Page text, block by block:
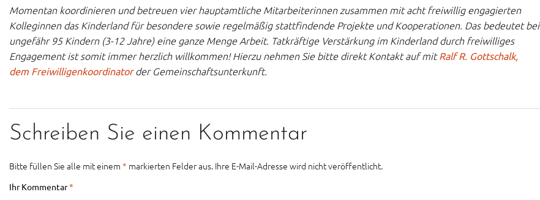
Momentan koordinieren und betreuen vier hauptamtliche Mitarbeiterinnen zusammen mit acht freiwillig engagierten
Kolleginnen das Kinderland für besondere sowie regelmäßig stattfindende Projekte und Kooperationen. Das bedeutet bei
ungefähr 95 Kindern (3-12 Jahre) eine ganze Menge Arbeit. Tatkräftige Verstärkung im Kinderland durch freiwilliges
Engagement ist somit immer herzlich willkommen! Hierzu nehmen Sie bitte direkt Kontakt auf mitRalf R. Gottschalk,
dem Freiwilligenkoordinatorder Gemeinschaftsunterkunft.
Schreiben Sie einen Kommentar
Bitte füllen Sie alle mit einem * markierten Felder aus. Ihre E-Mail-Adresse wird nicht veröffentlicht.
Ihr Kommentar*